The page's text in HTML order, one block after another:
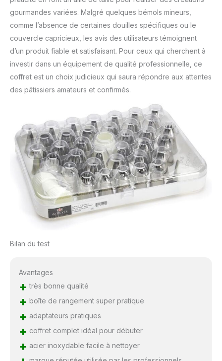
gourmandes variées. Malgré quelques bémols mineurs,
comme l’absence de certaines douilles spécifiques ou le
couvercle capricieux, les avis des utilisateurs témoignent
d’un produit fiable et satisfaisant. Pour ceux qui cherchent à
investir dans un équipement de qualité professionnelle, ce
coffret est un choix judicieux qui saura répondre aux attentes
des pâtissiers amateurs et confirmés.
Bilan du test
Avantages
+ très bonne qualité
+ boîte de rangement super pratique
+ adaptateurs pratiques
+ coffret complet idéal pour débuter
+ acier inoxydable facile à nettoyer